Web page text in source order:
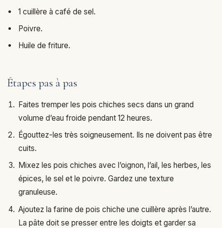
1 cuillère à café de sel.
Poivre.
Huile de friture.
Étapes pas à pas
Faites tremper les pois chiches secs dans un grand
volume d’eau froide pendant 12 heures.
Égouttez-les très soigneusement. Ils ne doivent pas être
cuits.
Mixez les pois chiches avec l’oignon, l’ail, les herbes, les
épices, le sel et le poivre. Gardez une texture
granuleuse.
Ajoutez la farine de pois chiche une cuillère après l’autre.
La pâte doit se presser entre les doigts et garder sa